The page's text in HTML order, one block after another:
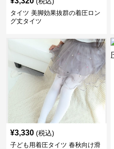
タイツ 美脚効果抜群の着圧ロン
グ丈タイツ
¥3,330 (税込)
子ども用着圧タイツ 春秋向け滑